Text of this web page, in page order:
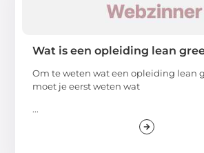
Wat is een opleiding lean
Om te weten wat een opleiding lean
moet je eerst weten wat
...